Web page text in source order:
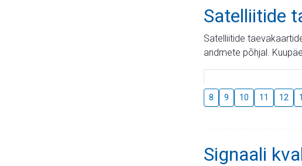
Satelliitide
Satelliitide
andmete põhjal.
8 9 10 11 12
Signaali